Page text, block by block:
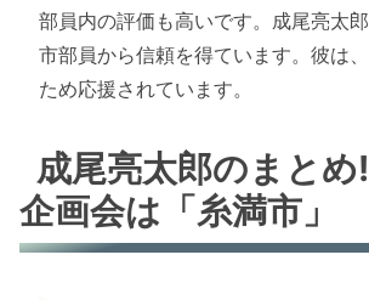
部員内の評価も高いです。成尾亮太
市部員から信頼を得ています。彼は
ため応援されています。
成尾亮太郎のまと
企画会は「糸満市」